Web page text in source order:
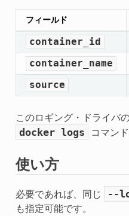
フィールド
container_id
container_name
source
このロギング・ドライバ
docker logs コマン
使い方
必要であれば、同じ --
も指定可能です。